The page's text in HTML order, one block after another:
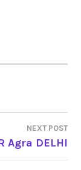
NEXT POST
Agra DELHI